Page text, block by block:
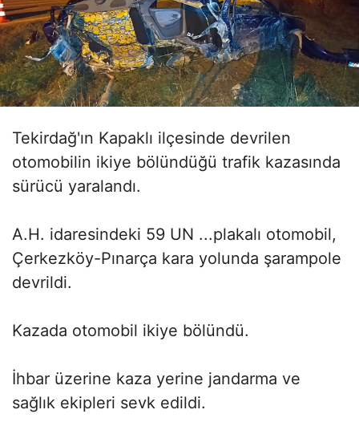
Tekirdağ'ın Kapaklı ilçesinde devrilen
otomobilin ikiye bölündüğü trafik kazasında
sürücü yaralandı.
A.H. idaresindeki 59 UN ...plakalı otomobil,
Çerkezköy-Pınarça kara yolunda şarampole
devrildi.
Kazada otomobil ikiye bölündü.
İhbar üzerine kaza yerine jandarma ve
sağlık ekipleri sevk edildi.